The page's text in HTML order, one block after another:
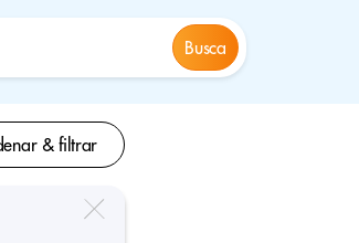
Busca
& filtrar